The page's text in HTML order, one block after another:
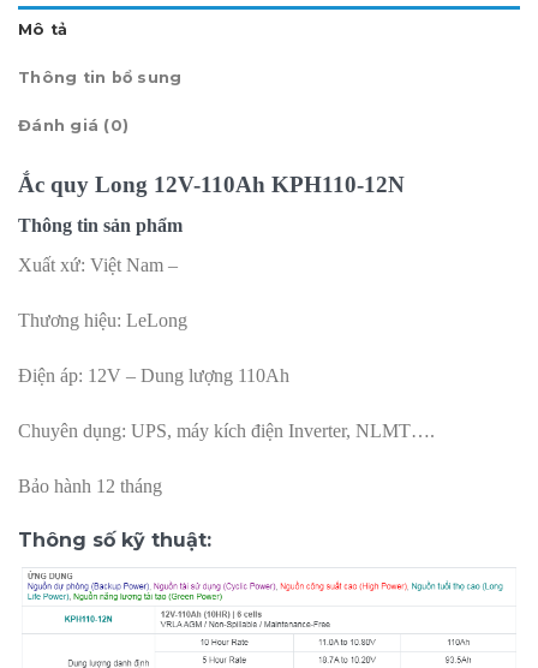
Mô tả
Thông tin bổ sung
Đánh giá (0)
Ắc quy Long 12V-110Ah KPH110-12N
Thông tin sản phẩm
Xuất xứ: Việt Nam –
Thương hiệu: LeLong
Điện áp: 12V – Dung lượng 110Ah
Chuyên dụng: UPS, máy kích điện Inverter, NLMT….
Bảo hành 12 tháng
Thông số kỹ thuật: